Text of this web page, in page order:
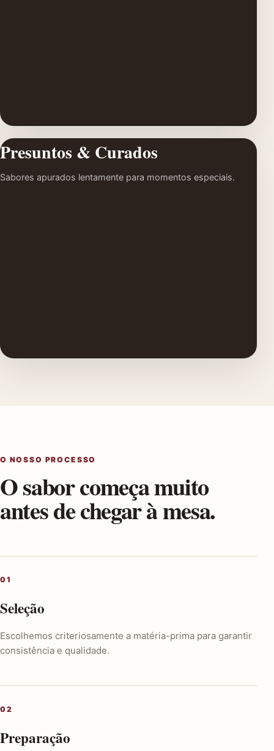
Presuntos & Curados
Sabores apurados lentamente para momentos especiais.
O NOSSO PROCESSO
O sabor começa muito
antes de chegar à mesa.
Seleção
Escolhemos criteriosamente a matéria-prima para garantir
consistência e qualidade.
Preparação